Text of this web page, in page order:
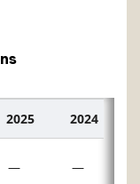
2025 2024
— —